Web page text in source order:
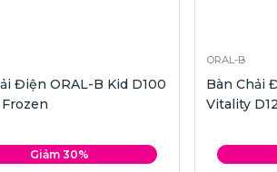
Điện ORAL-B Kid D100
Giảm 30%
ORAL-B
Bàn Chải
Vitality